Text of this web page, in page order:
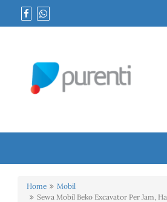
Home
Mobil
Sewa Mobil Beko Excavator Per Jam,